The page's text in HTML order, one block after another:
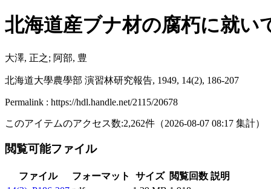
北海道産ブナ材の腐朽に就い
大澤, 正之; 阿部, 豊
北海道大學農學部 演習林研究報告, 1949, 14(2), 186-207
Permalink : https://hdl.handle.net/2115/20678
このアイテムのアクセス数:2,262件 （2026-08-07 08:17 集計）
閲覧可能ファイル
ファイル フォーマット サイズ 閲覧回数 説明